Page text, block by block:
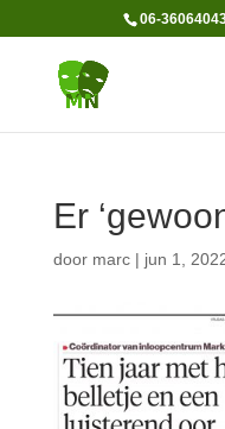
06-
Er
door marc| jun 1,